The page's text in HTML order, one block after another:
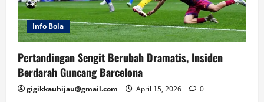
Info Bola
Pertandingan Sengit Berubah Dramatis, Insiden
Berdarah Guncang Barcelona
gigikkauhijau@gmail.com April 15, 2026 0